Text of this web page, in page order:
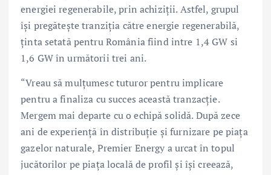
energiei regenerabile, prin achiziții. Astfel, grupul
își pregătește tranziţia către energie regenerabilă,
ținta setată pentru România fiind intre 1,4 GW si
1,6 GW în următorii trei ani.
“Vreau să mulțumesc tuturor pentru implicare
pentru a finaliza cu succes această tranzacție.
Mergem mai departe cu o echipă solidă. După zece
ani de experiență în distribuție și furnizare pe piața
gazelor naturale, Premier Energy a urcat în topul
jucătorilor pe piața locală de profil și își creează,